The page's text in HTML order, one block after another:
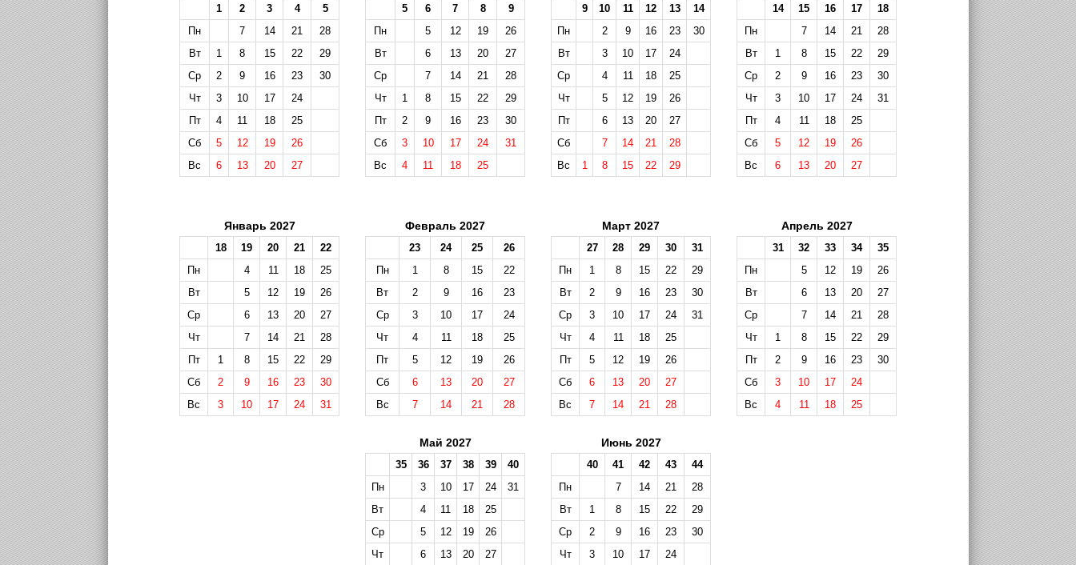
1 2 3 4
5
Пн
7 14 21
28
Вт
1 8 15 22
29
Ср
2 9 16 23
30
Чт
3 10 17
24
Пт
4 11 18
25
Сб
5 12 19
26
Вс
6 13 20 27
5 6 7 8
9
Пн
5 12 19
26
Вт
6 13 20
27
Ср
7 14 21
28
Чт
1 8 15 22
29
Пт
2 9 16 23
30
Сб
3 10 17 24
31
Вс
4 11 18 25
9 10 11 12 13
14
Пн
2 9 16 23
30
Вт
3 10 17
24
Ср
4 11 18
25
Чт
5 12 19
26
Пт
6 13 20
27
Сб
7 14 21
28
Вс
1 8 15 22 29
14 15 16 17
18
Пн
7 14 21
28
Вт
1 8 15 22
29
Ср
2 9 16 23
30
Чт
3 10 17 24
31
Пт
4 11 18
25
Сб
5 12 19
26
Вс
6 13 20 27
Январь 2027
18 19 20 21
22
Пн
4 11 18
25
Вт
5 12 19
26
Ср
6 13 20
27
Чт
7 14 21
28
Пт
1 8 15 22
29
Сб
2 9 16 23
30
Вс
3 10 17 24 31
Февраль 2027
23 24 25
26
Пн
1 8 15
22
Вт
2 9 16
23
Ср
3 10 17
24
Чт
4 11 18
25
Пт
5 12 19
26
Сб
6 13 20
27
Вс
7 14 21 28
Март 2027
27 28 29 30
31
Пн
1 8 15 22
29
Вт
2 9 16 23
30
Ср
3 10 17 24
31
Чт
4 11 18
25
Пт
5 12 19
26
Сб
6 13 20
27
Вс
7 14 21 28
Апрель 2027
31 32 33 34
35
Пн
5 12 19
26
Вт
6 13 20
27
Ср
7 14 21
28
Чт
1 8 15 22
29
Пт
2 9 16 23
30
Сб
3 10 17
24
Вс
4 11 18 25
Май 2027
35 36 37 38 39
40
Пн
3 10 17 24
31
Вт
4 11 18
25
Ср
5 12 19
26
Чт
6 13 20 27
Июнь 2027
40 41 42 43
44
Пн
7 14 21
28
Вт
1 8 15 22
29
Ср
2 9 16 23
30
Чт
3 10 17 24